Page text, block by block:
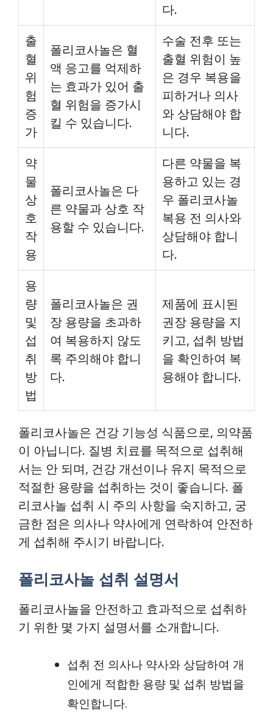
다.
출
혈
위
험
증
가
폴리코사놀은 혈
액 응고를 억제하
는 효과가 있어 출
혈 위험을 증가시
킬 수 있습니다.
수술 전후 또는
출혈 위험이 높
은 경우 복용을
피하거나 의사
와 상담해야 합
니다.
약
물
상
호
작
용
폴리코사놀은 다
른 약물과 상호 작
용할 수 있습니다.
다른 약물을 복
용하고 있는 경
우 폴리코사놀
복용 전 의사와
상담해야 합니
다.
용
량
및
섭
취
방
법
폴리코사놀은 권
장 용량을 초과하
여 복용하지 않도
록 주의해야 합니
다.
제품에 표시된
권장 용량을 지
키고, 섭취 방법
을 확인하여 복
용해야 합니다.
폴리코사놀은 건강 기능성 식품으로, 의약품
이 아닙니다. 질병 치료를 목적으로 섭취해
서는 안 되며, 건강 개선이나 유지 목적으로
적절한 용량을 섭취하는 것이 좋습니다. 폴
리코사놀 섭취 시 주의 사항을 숙지하고, 궁
금한 점은 의사나 약사에게 연락하여 안전하
게 섭취해 주시기 바랍니다.
폴리코사놀 섭취 설명서
폴리코사놀을 안전하고 효과적으로 섭취하
기 위한 몇 가지 설명서를 소개합니다.
섭취 전 의사나 약사와 상담하여 개
인에게 적합한 용량 및 섭취 방법을
확인합니다.